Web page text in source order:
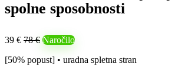
spolne sposobnosti
39 € 78 € Naročilo
[50% popust] • uradna spletna stran